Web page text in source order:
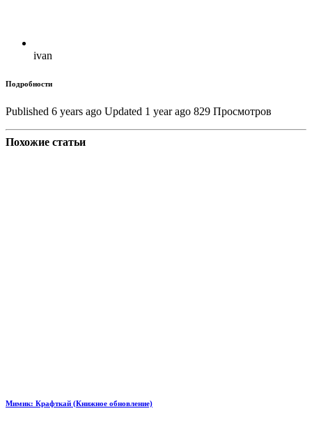
ivan
Подробности
Published 6 years ago Updated 1 year ago 829 Просмотров
Похожие статьи
Мимик: Крафткай (Книжное обновление)